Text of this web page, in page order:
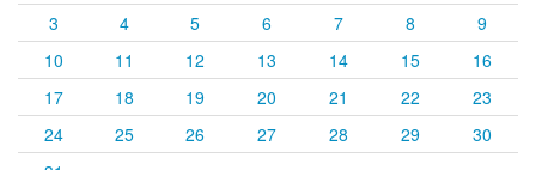
3
4 5 6 7 8
9
10
11 12 13 14 15
16
17
18 19 20 21 22
23
24
25 26 27 28 29
30